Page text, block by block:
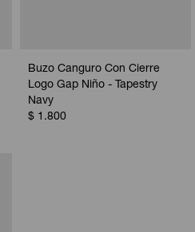
Buzo Canguro Con Cierre
Logo Gap Niño - Tapestry
Navy
$ 1.800